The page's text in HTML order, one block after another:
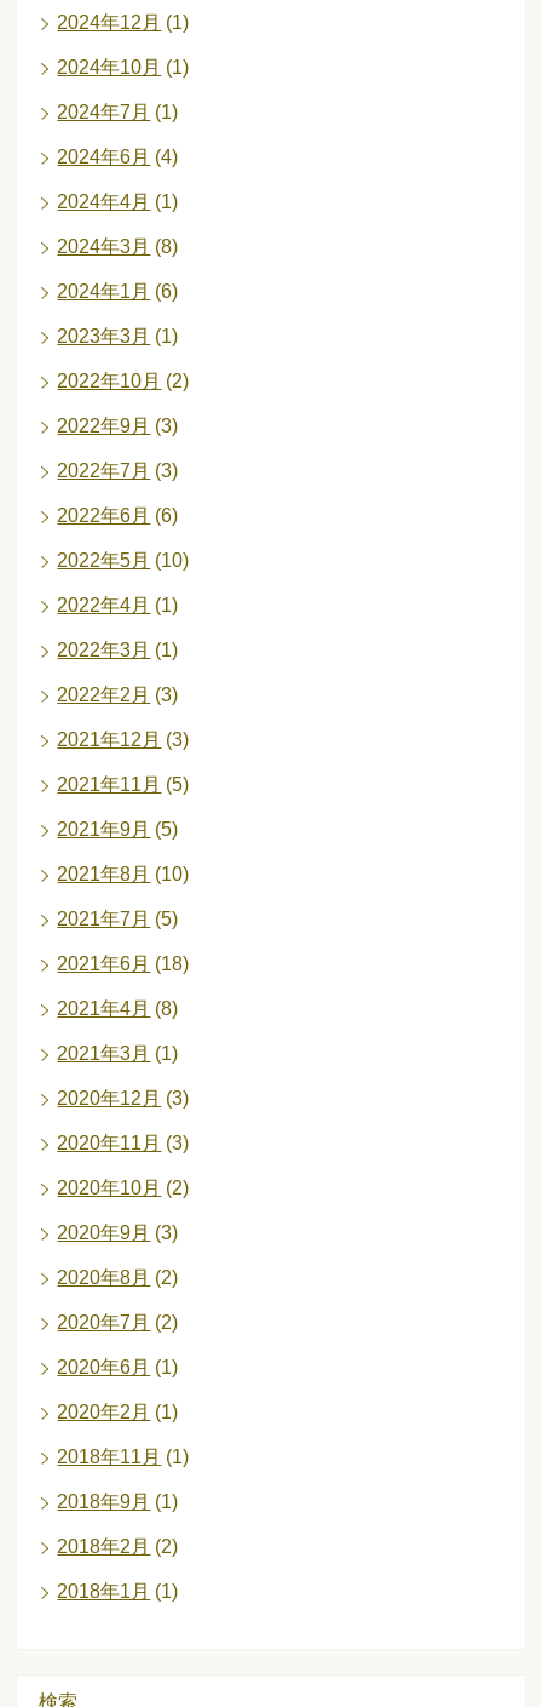
2024年12月 (1)
2024年10月 (1)
2024年7月 (1)
2024年6月 (4)
2024年4月 (1)
2024年3月 (8)
2024年1月 (6)
2023年3月 (1)
2022年10月 (2)
2022年9月 (3)
2022年7月 (3)
2022年6月 (6)
2022年5月 (10)
2022年4月 (1)
2022年3月 (1)
2022年2月 (3)
2021年12月 (3)
2021年11月 (5)
2021年9月 (5)
2021年8月 (10)
2021年7月 (5)
2021年6月 (18)
2021年4月 (8)
2021年3月 (1)
2020年12月 (3)
2020年11月 (3)
2020年10月 (2)
2020年9月 (3)
2020年8月 (2)
2020年7月 (2)
2020年6月 (1)
2020年2月 (1)
2018年11月 (1)
2018年9月 (1)
2018年2月 (2)
2018年1月 (1)
検索